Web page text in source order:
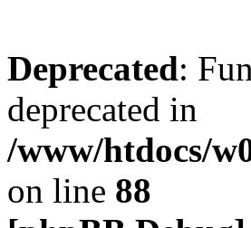
Deprecated:
deprecated in
/www/htdocs/
on line 88